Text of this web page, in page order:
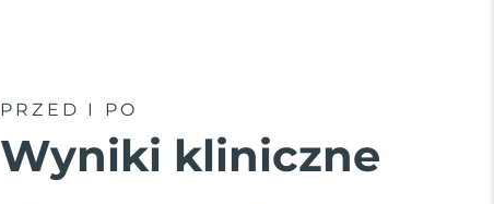
PRZED I PO
Wyniki kliniczne